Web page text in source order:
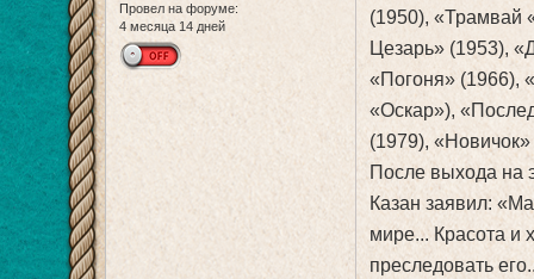
Провел на форуме:
4 месяца 14 дней
(1950), «Трамвай
Цезарь» (1953),
«Погоня» (1966),
«Оскар»),
(1979),
После выхода на
Казан заявил:
мире... Красота и
преследовать